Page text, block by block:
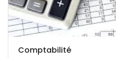
Catégorie de cours
Nom du cours
Comptabilité